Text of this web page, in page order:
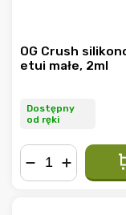
OG Crush
etui małe, 2ml
Dostępny
od ręki